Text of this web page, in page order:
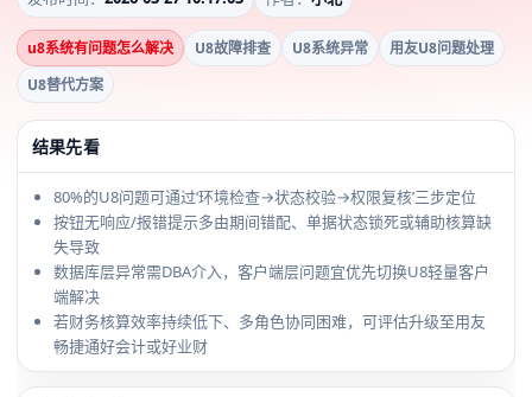
u8系统有问题怎么解决 U8故障排查 U8系统异常
用友U8问题处理
U8替代方案
结果先看
80%的U8问题可通过‘环境检查→状态校验→权限复核’三步定位
按钮无响应/报错提示多由期间错配、单据状态锁死或辅助核算缺
失导致
数据库层异常需DBA介入，客户端层问题宜优先切换U8轻量客户
端解决
若财务核算效率持续低下、多角色协同困难，可评估升级至用友
畅捷通好会计或好业财